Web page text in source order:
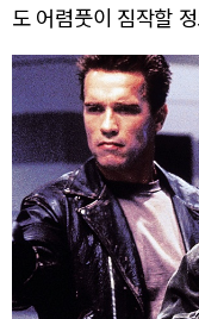
도 어렴풋이 짐작할